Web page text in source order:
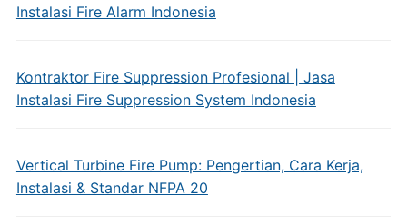
Instalasi Fire Alarm Indonesia
Kontraktor Fire Suppression Profesional | Jasa
Instalasi Fire Suppression System Indonesia
Vertical Turbine Fire Pump: Pengertian, Cara Kerja,
Instalasi & Standar NFPA 20